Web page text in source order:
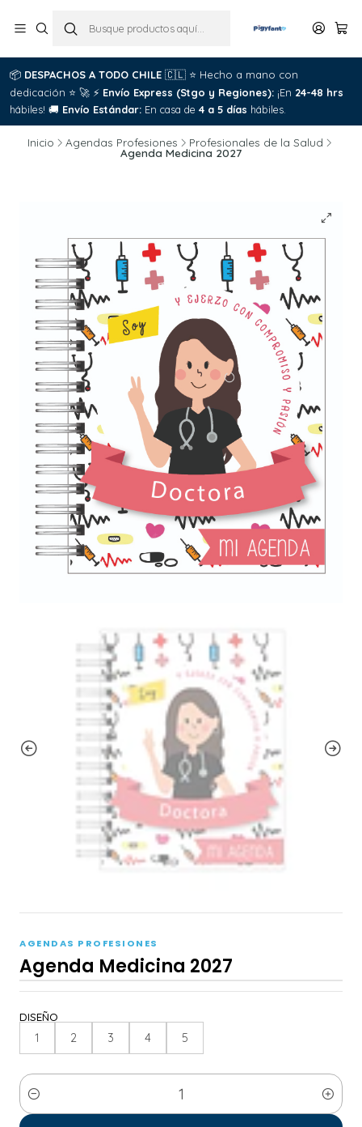
📦 DESPACHOS A TODO CHILE 🇨🇱 ⭐ Hecho a mano con
dedicación ⭐ 🚀 ⚡ Envío Express (Stgo y Regiones): ¡En 24-48 hrs
hábiles! 🚚 Envío Estándar: En casa de 4 a 5 días hábiles.
Inicio Agendas Profesiones Profesionales de la Salud
Agenda Medicina 2027
AGENDAS PROFESIONES
Agenda Medicina 2027
DISEÑO
1 2 3 4 5
Cantidad